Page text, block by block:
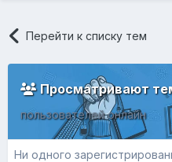
Перейти к списку тем
Просматривают
пользователей онлайн
Ни одного